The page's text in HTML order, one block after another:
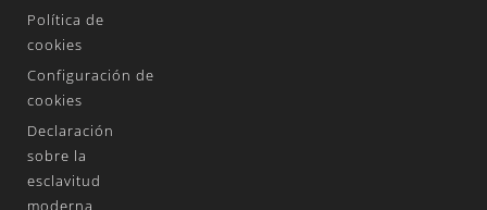
Política de
cookies
Configuración de
cookies
Declaración
sobre la
esclavitud
moderna